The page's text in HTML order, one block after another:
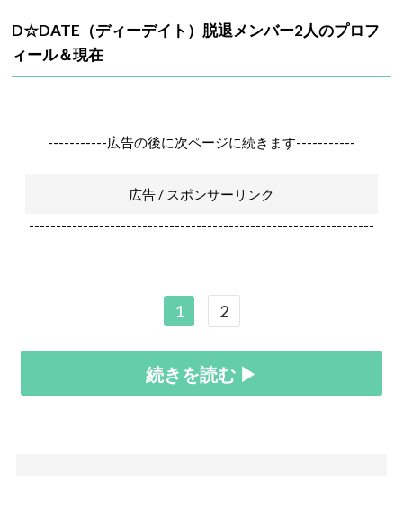
D☆DATE （ディーデイト）脱退メンバー2人のプロフ
ィール＆現在
-----------広告の後に次ページに続きます-----------
広告 / スポンサーリンク
----------------------------------------------------------------
1 2
続きを読む ▶